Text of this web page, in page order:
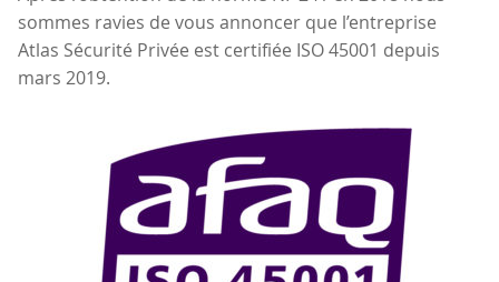
sommes ravies de vous annoncer que l’entreprise
Atlas Sécurité Privée est certifiée ISO 45001 depuis
mars 2019.